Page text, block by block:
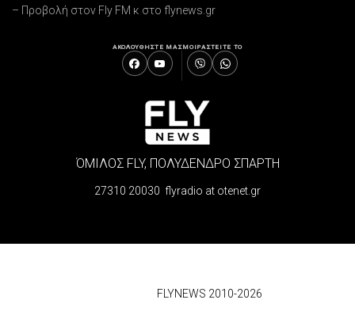
– Προβολή στον Fly FM κ στο flynews.gr
ΑΚΟΛΟΥΘΗΣΤΕ ΜΑΣΜΟΙΡΑΣΤΕΙΤΕ ΤΟ
ΌΜΙΛΟΣ FLY, ΠΟΛΥΔΕΝΔΡΟ ΣΠΑΡΤΗ
27310 20030 flyradio at otenet.gr
FLYNEWS 2010-2026